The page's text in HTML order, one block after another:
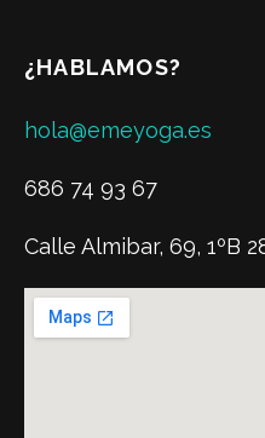
¿HABLAMOS?
hola@emeyoga.es
686 74 93 67
Calle Almibar, 69, 1ºB